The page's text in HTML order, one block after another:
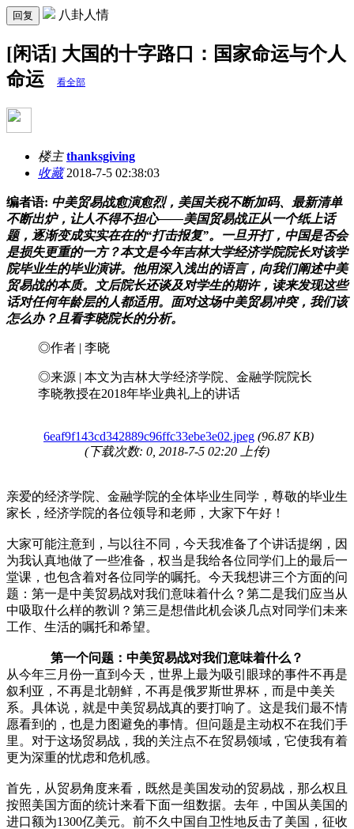
回复 八卦人情
[闲话] 大国的十字路口：国家命运与个人
命运
看全部
楼主 thanksgiving
收藏2018-7-5 02:38:03
编者语: 中美贸易战愈演愈烈，美国关税不断加码、最新清单
不断出炉，让人不得不担心——美国贸易战正从一个纸上话
题，逐渐变成实实在在的“打击报复”。一旦开打，中国是否会
是损失更重的一方？本文是今年吉林大学经济学院院长对该学
院毕业生的毕业演讲。他用深入浅出的语言，向我们阐述中美
贸易战的本质。文后院长还谈及对学生的期许，读来发现这些
话对任何年龄层的人都适用。面对这场中美贸易冲突，我们该
怎么办？且看李晓院长的分析。
◎作者 | 李晓
◎来源 | 本文为吉林大学经济学院、金融学院院长
李晓教授在2018年毕业典礼上的讲话
6eaf9f143cd342889c96ffc33ebe3e02.jpeg (96.87 KB)
(下载次数: 0, 2018-7-5 02:20 上传)
亲爱的经济学院、金融学院的全体毕业生同学，尊敬的毕业生
家长，经济学院的各位领导和老师，大家下午好！
大家可能注意到，与以往不同，今天我准备了个讲话提纲，因
为我认真地做了一些准备，权当是我给各位同学们上的最后一
堂课，也包含着对各位同学的嘱托。 今天我想讲三个方面的问
题：第一是中美贸易战对我们意味着什么？第二是我们应当从
中吸取什么样的教训？第三是想借此机会谈几点对同学们未来
工作、生活的嘱托和希望。
第一个问题：中美贸易战对我们意味着什么？
从今年三月份一直到今天，世界上最为吸引眼球的事件不再是
叙利亚，不再是北朝鲜，不再是俄罗斯世界杯，而是中美关
系。具体说，就是中美贸易战真的要打响了。这是我们最不情
愿看到的，也是力图避免的事情。但问题是主动权不在我们手
里。对于这场贸易战，我的关注点不在贸易领域，它使我有着
更为深重的忧虑和危机感。
首先，从贸易角度来看，既然是美国发动的贸易战，那么权且
按照美国方面的统计来看下面一组数据。去年，中国从美国的
进口额为1300亿美元。前不久中国自卫性地反击了美国，征收